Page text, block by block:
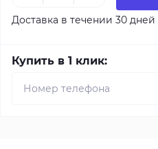
Доставка в течении 30
Купить в 1 клик: